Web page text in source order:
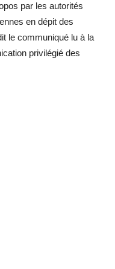
par les autorités
en dépit des
le communiqué lu à la
privilégié des